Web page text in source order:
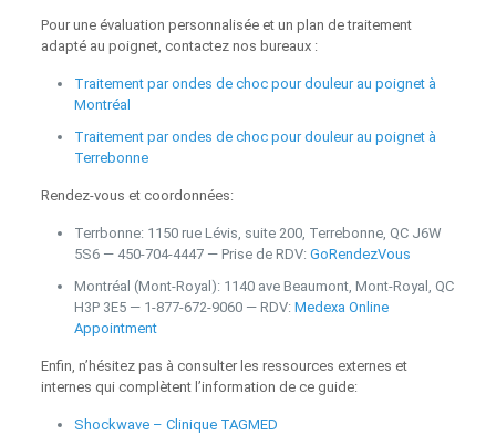
Pour une évaluation personnalisée et un plan de traitement
adapté au poignet, contactez nos bureaux :
Traitement par ondes de choc pour douleur au poignet à
Montréal
Traitement par ondes de choc pour douleur au poignet à
Terrebonne
Rendez-vous et coordonnées:
Terrbonne: 1150 rue Lévis, suite 200, Terrebonne, QC J6W
5S6 — 450‑704‑4447 — Prise de RDV: GoRendezVous
Montréal (Mont‑Royal): 1140 ave Beaumont, Mont‑Royal, QC
H3P 3E5 — 1‑877‑672‑9060 — RDV: Medexa Online
Appointment
Enfin, n’hésitez pas à consulter les ressources externes et
internes qui complètent l’information de ce guide:
Shockwave – Clinique TAGMED